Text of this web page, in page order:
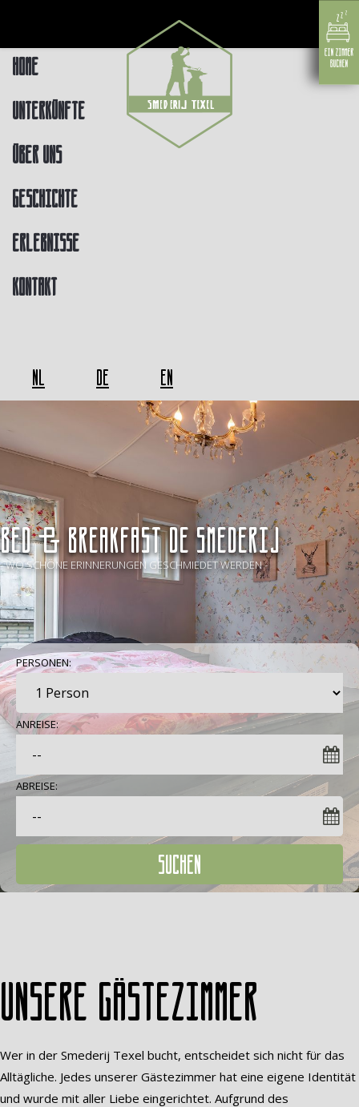
Home
Unterkünfte
Über uns
Geschichte
Erlebnisse
Kontakt
NL DE EN
BED & BREAKFAST De Smederij
- WO SCHÖNE ERINNERUNGEN GESCHMIEDET WERDEN -
PERSONEN:
ANREISE:
ABREISE:
SUCHEN
Unsere Gästezimmer
Wer in der Smederij Texel bucht, entscheidet sich nicht für das
Alltägliche. Jedes unserer Gästezimmer hat eine eigene Identität
und wurde mit aller Liebe eingerichtet. Aufgrund des